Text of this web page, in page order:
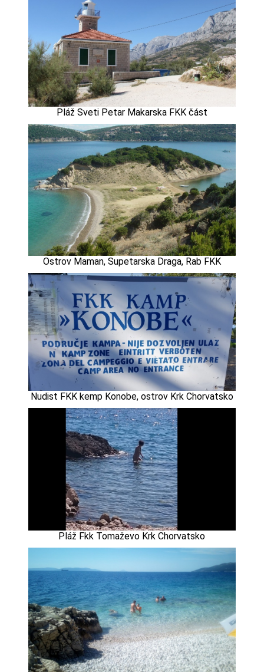
Pláž Sveti Petar Makarska FKK část
Ostrov Maman, Supetarska Draga, Rab FKK
Nudist FKK kemp Konobe, ostrov Krk Chorvatsko
Pláž Fkk Tomaževo Krk Chorvatsko